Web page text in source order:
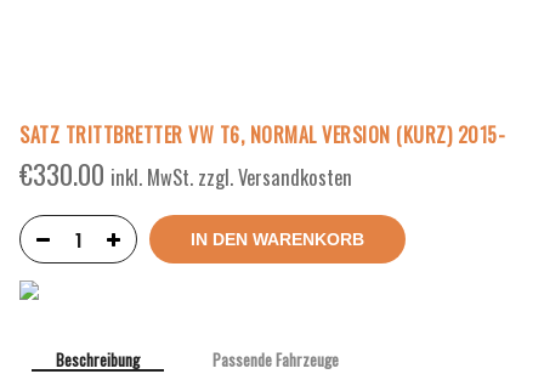
SATZ TRITTBRETTER VW T6, NORMAL VERSION (KURZ) 2015-
€330.00 inkl. MwSt. zzgl. Versandkosten
IN DEN WARENKORB
Beschreibung Passende Fahrzeuge